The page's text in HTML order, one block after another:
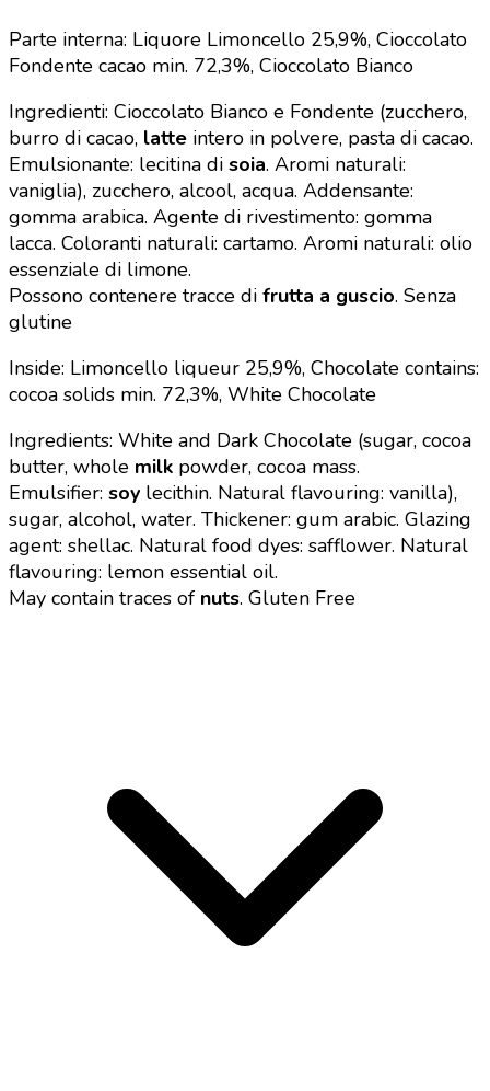
Parte interna: Liquore Limoncello 25,9%, Cioccolato
Fondente cacao min. 72,3%, Cioccolato Bianco
Ingredienti: Cioccolato Bianco e Fondente (zucchero,
burro di cacao, latte intero in polvere, pasta di cacao.
Emulsionante: lecitina di soia. Aromi naturali:
vaniglia), zucchero, alcool, acqua. Addensante:
gomma arabica. Agente di rivestimento: gomma
lacca. Coloranti naturali: cartamo. Aromi naturali: olio
essenziale di limone.
Possono contenere tracce di frutta a guscio. Senza
glutine
Inside: Limoncello liqueur 25,9%, Chocolate contains:
cocoa solids min. 72,3%, White Chocolate
Ingredients: White and Dark Chocolate (sugar, cocoa
butter, whole milk powder, cocoa mass.
Emulsifier: soy lecithin. Natural flavouring: vanilla),
sugar, alcohol, water. Thickener: gum arabic. Glazing
agent: shellac. Natural food dyes: safflower. Natural
flavouring: lemon essential oil.
May contain traces of nuts. Gluten Free